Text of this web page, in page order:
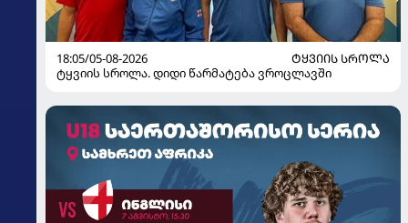
18:05/05-08-2026
ᲢᲧᲕᲘᲘᲡ ᲡᲠᲝᲚᲐ
ტყვიის სროლა. დიდი წარმატება ვროცლავში